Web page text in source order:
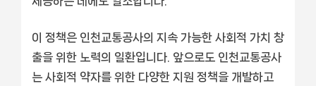
이 정책은 인천교통공사의 지속 가능한 사회적 가치 창
출을 위한 노력의 일환입니다. 앞으로도 인천교통공사
는 사회적 약자를 위한 다양한 지원 정책을 개발하고